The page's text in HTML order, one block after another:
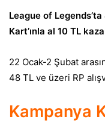
League of
Kart’ınla al 10 TL
22 Ocak-2 Şubat
48 TL ve üzeri RP
Kampanya